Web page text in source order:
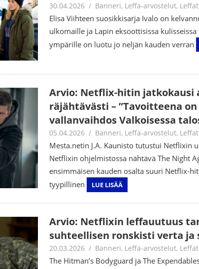
30.04.2026 Jouni Hirn
Banneri, Leffa-arvostelut,
Elisa Viihteen suosikkisarja Ivalo on
ulkomaille ja Lapin eksoottisissa
ympärille on luotu jo neljän kauden verran
Arvio: Netflix-hitin jatkokausi
räjähtävästi – ”Tavoitteena
vallanvaihdos Valkoisessa
05.04.2026 Juha Kaunisto
Banneri, Leffa-arvostelut,
Mesta.netin J.A. Kaunisto tutustui Netflixin
Netflixin ohjelmistossa nähtävä The Night
ensimmäisen kauden osalta suuri Netflix-
tyypillinen
LUE LISÄÄ
Arvio: Netflixin leffauutuus
suhteellisen ronskisti verta ja
20.03.2026 Jouni Hirn
Banneri, Leffa-arvostelut,
The Hitman’s Bodyguard ja The